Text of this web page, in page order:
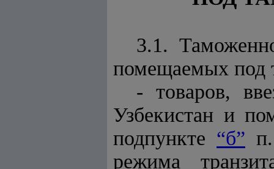
3.1.
помещаемых под
- товаров,
Узбекистан и
подпункте “б”
режима